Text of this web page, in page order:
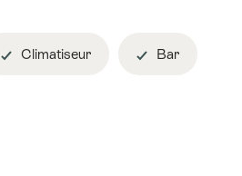
Climatiseur Bar